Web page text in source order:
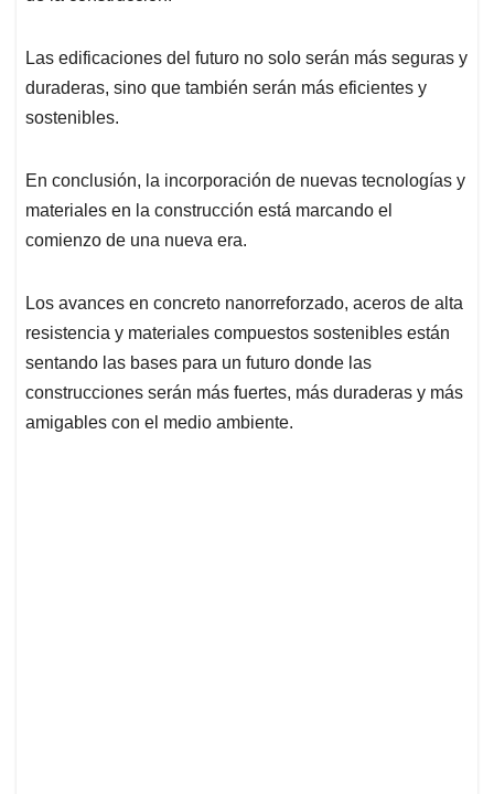
Las edificaciones del futuro no solo serán más seguras y
duraderas, sino que también serán más eficientes y
sostenibles.
En conclusión, la incorporación de nuevas tecnologías y
materiales en la construcción está marcando el
comienzo de una nueva era.
Los avances en concreto nanorreforzado, aceros de alta
resistencia y materiales compuestos sostenibles están
sentando las bases para un futuro donde las
construcciones serán más fuertes, más duraderas y más
amigables con el medio ambiente.